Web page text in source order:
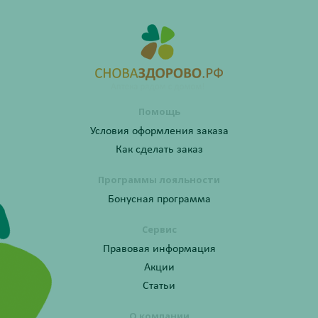
Помощь
Условия оформления заказа
Как сделать заказ
Программы лояльности
Бонусная программа
Сервис
Правовая информация
Акции
Статьи